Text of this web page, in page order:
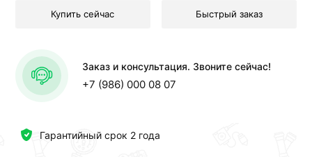
Гарантийный срок 2 года
Купить сейчас Быстрый заказ
Заказ и консультация. Звоните сейчас!
+7 (986) 000 08 07